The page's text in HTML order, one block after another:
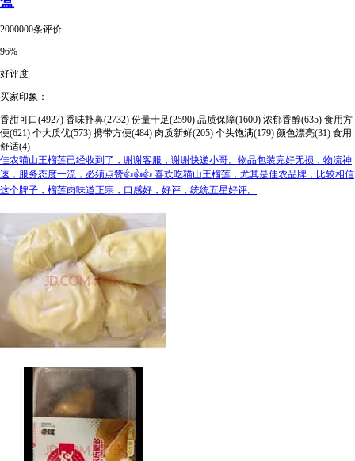
2000000条评价
96%
好评度
买家印象：
香甜可口(4927) 香味扑鼻(2732) 份量十足(2590) 品质保障(1600) 浓郁香醇(635) 食用方
便(621) 个大质优(573) 携带方便(484) 肉质新鲜(205) 个头饱满(179) 颜色漂亮(31) 食用
舒适(4)
佳农猫山王榴莲已经收到了，谢谢客服，谢谢快递小哥。物品包装完好无损，物流神
速，服务态度一流，必须点赞👍👍👍 喜欢吃猫山王榴莲，尤其是佳农品牌，比较相信
这个牌子，榴莲肉味道正宗，口感好，好评，统统五星好评。